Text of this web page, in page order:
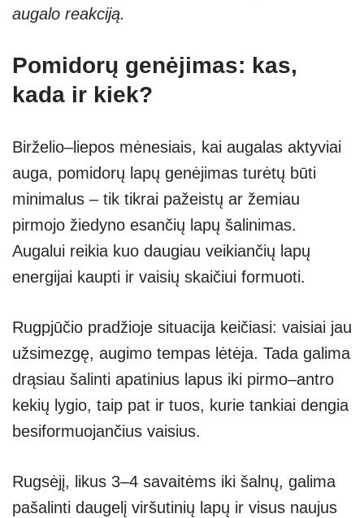
augalo reakciją.
Pomidorų genėjimas: kas,
kada ir kiek?
Birželio–liepos mėnesiais, kai augalas aktyviai
auga, pomidorų lapų genėjimas turėtų būti
minimalus – tik tikrai pažeistų ar žemiau
pirmojo žiedyno esančių lapų šalinimas.
Augalui reikia kuo daugiau veikiančių lapų
energijai kaupti ir vaisių skaičiui formuoti.
Rugpjūčio pradžioje situacija keičiasi: vaisiai jau
užsimezgę, augimo tempas lėtėja. Tada galima
drąsiau šalinti apatinius lapus iki pirmo–antro
kekių lygio, taip pat ir tuos, kurie tankiai dengia
besiformuojančius vaisius.
Rugsėjį, likus 3–4 savaitėms iki šalnų, galima
pašalinti daugelį viršutinių lapų ir visus naujus